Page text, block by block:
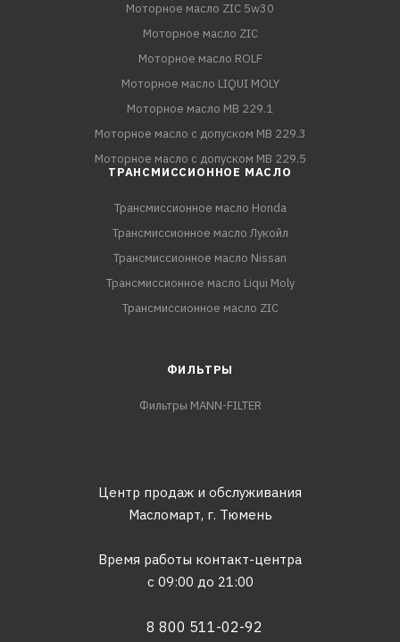
Моторное масло ZIC 5w30
Моторное масло ZIC
Моторное масло ROLF
Моторное масло LIQUI MOLY
Моторное масло MB 229.1
Моторное масло с допуском MB 229.3
Моторное масло с допуском MB 229.5
ТРАНСМИССИОННОЕ МАСЛО
Трансмиссионное масло Honda
Трансмиссионное масло Лукойл
Трансмиссионное масло Nissan
Трансмиссионное масло Liqui Moly
Трансмиссионное масло ZIC
ФИЛЬТРЫ
Фильтры MANN-FILTER
Центр продаж и обслуживания
Масломарт, г. Тюмень
Время работы контакт-центра
с 09:00 до 21:00
8 800 511-02-92